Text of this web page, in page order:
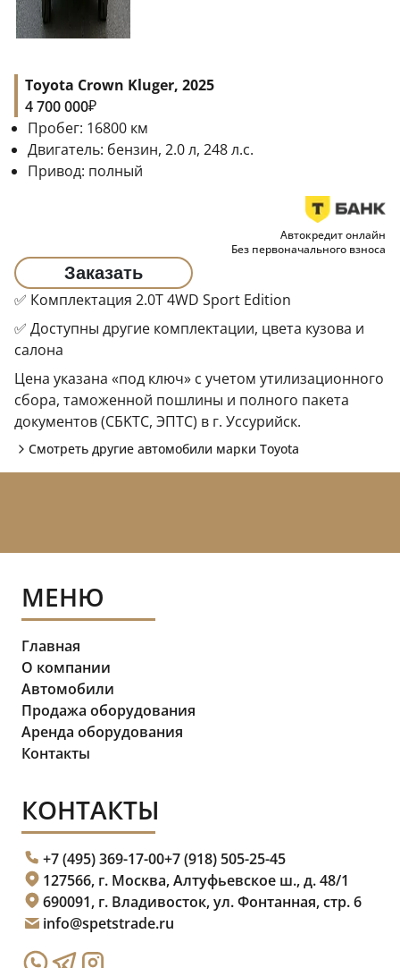
Toyota Crown Kluger, 2025
4 700 000₽
Пробег: 16800 км
Двигатель: бензин, 2.0 л, 248 л.с.
Привод: полный
Автокредит онлайн
Без первоначального взноса
Заказать
✅ Комплектация 2.0T 4WD Sport Edition
✅ Доступны другие комплектации, цвета кузова и
салона
Цена указана «под ключ» с учетом утилизационного
сбора, таможенной пошлины и полного пакета
документов (CБKТС, ЭПTC) в г. Уссурийск.
Смотреть другие автомобили марки Toyota
МЕНЮ
Главная
О компании
Автомобили
Продажа оборудования
Аренда оборудования
Контакты
КОНТАКТЫ
+7 (495) 369-17-00+7 (918) 505-25-45
127566, г. Москва, Алтуфьевское ш., д. 48/1
690091, г. Владивосток, ул. Фонтанная, стр. 6
info@spetstrade.ru